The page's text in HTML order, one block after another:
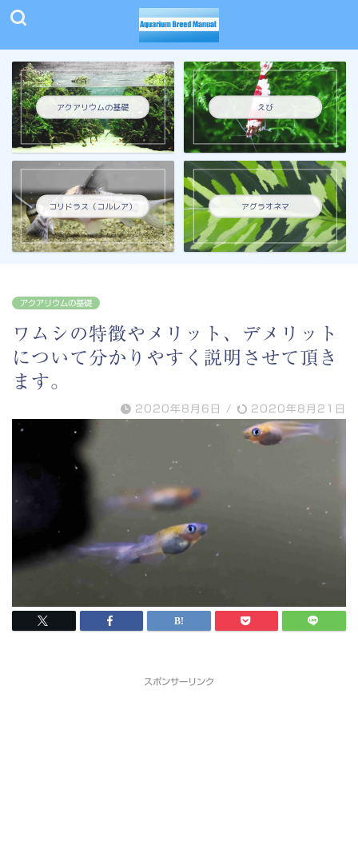
アクアリウムの基礎 えび
コリドラス（コルレア） アグラオネマ
アクアリウムの基礎
ワムシの特徴やメリット、デメリット
について分かりやすく説明させて頂き
ます。
2020年8月6日 / 2020年8月21日
スポンサーリンク